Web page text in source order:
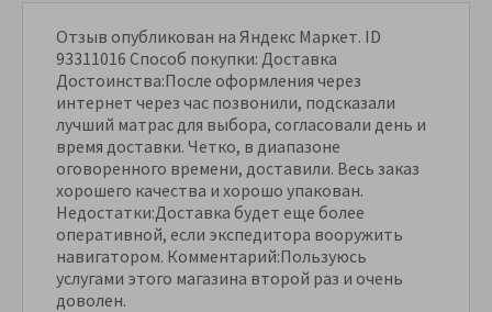
Отзыв опубликован на Яндекс Маркет. ID
93311016 Способ покупки: Доставка
Достоинства:После оформления через
интернет через час позвонили, подсказали
лучший матрас для выбора, согласовали день и
время доставки. Четко, в диапазоне
оговоренного времени, доставили. Весь заказ
хорошего качества и хорошо упакован.
Недостатки:Доставка будет еще более
оперативной, если экспедитора вооружить
навигатором. Комментарий:Пользуюсь
услугами этого магазина второй раз и очень
доволен.